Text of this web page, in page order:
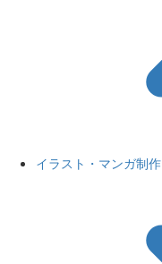
イラスト・マンガ制作